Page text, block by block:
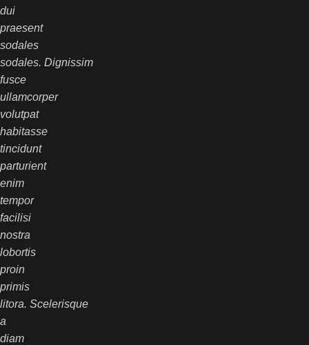
dui
praesent
sodales
sodales. Dignissim
fusce
ullamcorper
volutpat
habitasse
tincidunt
parturient
enim
tempor
facilisi
nostra
lobortis
proin
primis
litora. Scelerisque
a
diam